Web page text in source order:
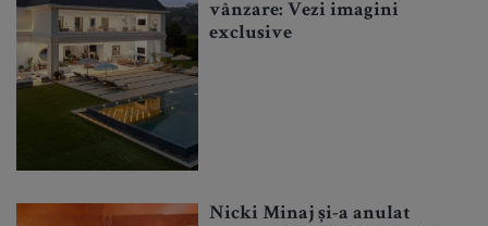
vânzare: Vezi imagini
exclusive
Nicki Minaj și-a anulat